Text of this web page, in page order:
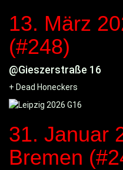
13. März
(#248)
@Gieszerstraße 16
+ Dead Honeckers
31. Januar
Bremen